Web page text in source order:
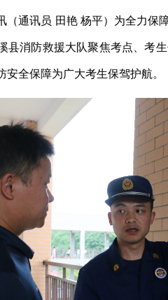
（通讯员 田艳 杨平）为全力保
县消防救援大队聚焦考点、考
安全保障为广大考生保驾护航。